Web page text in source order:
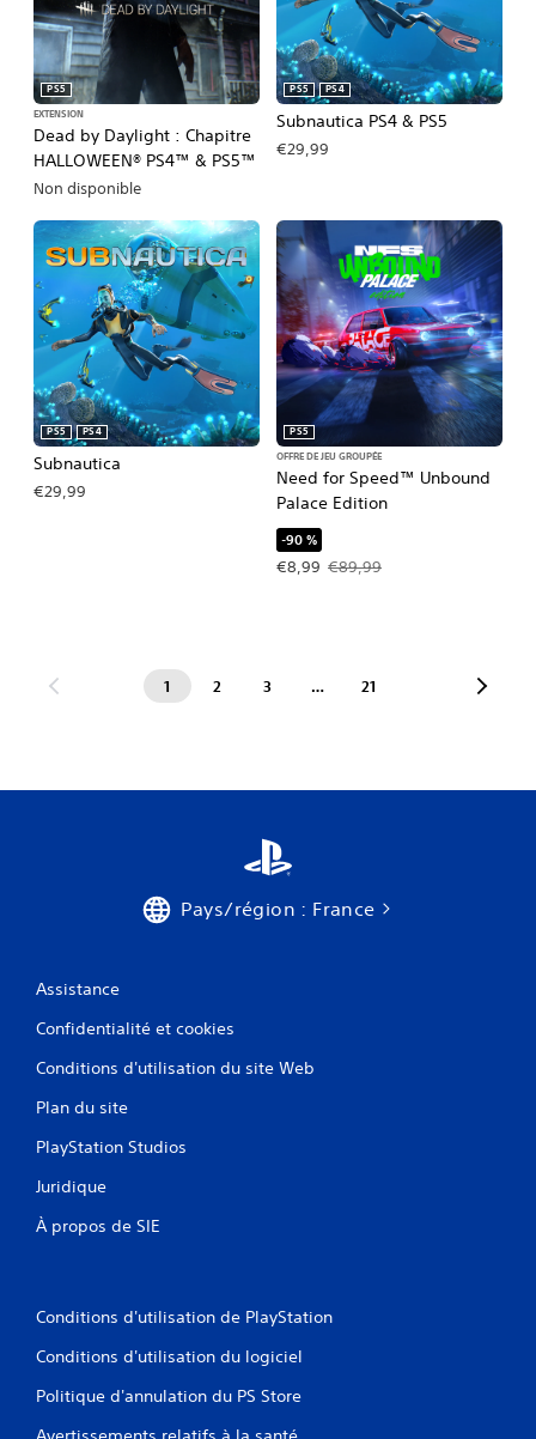
Dead by Daylight : Chapitre
HALLOWEEN® PS4™ & PS5™
PS5
EXTENSION
Non disponible
Subnautica PS4 & PS5
PS5 PS4
€29,99
Subnautica
PS5 PS4
€29,99
Need for Speed™ Unbound
Palace Edition
PS5
OFFRE DE JEU GROUPÉE
-90 %
€8,99
Prix de l'offre : €8,99 Prix initial :
€89,99
1 2 3 … 21
Pays/région : France
Assistance
Confidentialité et cookies
Conditions d'utilisation du site Web
Plan du site
PlayStation Studios
Juridique
À propos de SIE
Conditions d'utilisation de PlayStation
Conditions d'utilisation du logiciel
Politique d'annulation du PS Store